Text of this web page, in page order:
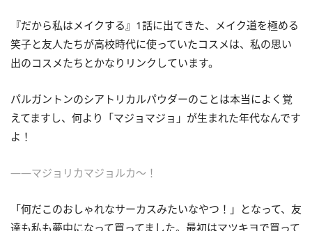
『だから私はメイクする』1話に出てきた、メイク道を極める
笑子と友人たちが高校時代に使っていたコスメは、私の思い
出のコスメたちとかなりリンクしています。
パルガントンのシアトリカルパウダーのことは本当によく覚
えてますし、何より「マジョマジョ」が生まれた年代なんです
よ！
――マジョリカマジョルカ～！
「何だこのおしゃれなサーカスみたいなやつ！」となって、友
達も私も夢中になって買ってました。最初はマツキヨで買って